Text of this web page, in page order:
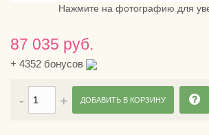
Нажмите на фотографию для
87 035 руб.
+ 4352 бонусов
ДОБАВИТЬ В КОРЗИНУ